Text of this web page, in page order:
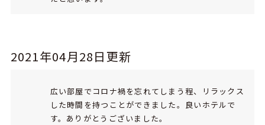
2021年04月28日更新
広い部屋でコロナ禍を忘れてしまう程、リラックス
した時間を持つことができました。良いホテルで
す。ありがとうございました。